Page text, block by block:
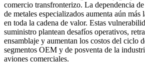
comercio transfronterizo. La dependencia
de metales especializados aumenta aún
en toda la cadena de valor. Estas
suministro plantean desafíos operativos,
ensamblaje y aumentan los costos del ciclo
segmentos OEM y de posventa de la
aviones comerciales.